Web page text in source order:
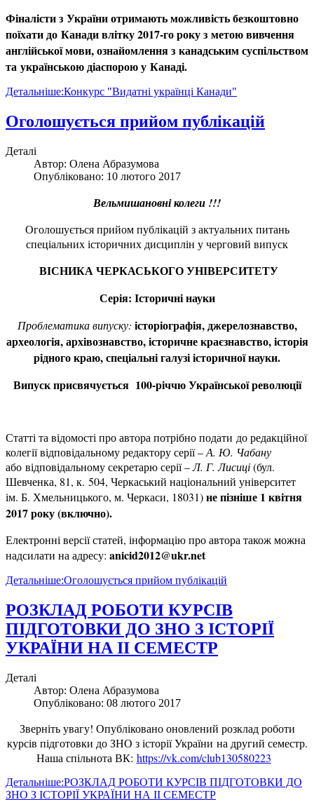
Фіналісти з України отримають можливість безкоштовно
поїхати до Канади влітку 2017-го року з метою вивчення
англійської мови, ознайомлення з канадським суспільством
та українською діаспорою у Канаді.
Детальніше:Конкурс "Видатні українці Канади"
Оголошується прийом публікацій
Деталі
Автор: Олена Абразумова
Опубліковано: 10 лютого 2017
Вельмишановні колеги !!!
Оголошується прийом публікацій з актуальних питань
спеціальних історичних дисциплін у черговий випуск
ВІСНИКА ЧЕРКАСЬКОГО УНІВЕРСИТЕТУ
Серія: Історичні науки
Проблематика випуску: історіографія, джерелознавство,
археологія, архівознавство, історичне краєзнавство, історія
рідного краю, спеціальні галузі історичної науки.
Випуск присвячується 100-річчю Української революції
Статті та відомості про автора потрібно подати до редакційної
колегії відповідальному редактору серії –А. Ю. Чабану
або відповідальному секретарю серії –Л. Г. Лисиці(бул.
Шевченка, 81, к. 504, Черкаський національний університет
ім. Б. Хмельницького, м. Черкаси, 18031)не пізніше 1 квітня
2017 року (включно).
Електронні версії статей, інформацію про автора також можна
надсилати на адресу: anicid2012@ukr.net
Детальніше:Оголошується прийом публікацій
РОЗКЛАД РОБОТИ КУРСІВ
ПІДГОТОВКИ ДО ЗНО З ІСТОРІЇ
УКРАЇНИ НА ІІ СЕМЕСТР
Деталі
Автор: Олена Абразумова
Опубліковано: 08 лютого 2017
Зверніть увагу! Опубліковано оновлений розклад роботи
курсів підготовки до ЗНО з історії України на другий семестр.
Наша спільнота ВК: https://vk.com/club130580223
Детальніше:РОЗКЛАД РОБОТИ КУРСІВ ПІДГОТОВКИ ДО
ЗНО З ІСТОРІЇ УКРАЇНИ НА ІІ СЕМЕСТР